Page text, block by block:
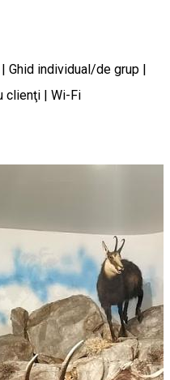
Ghid individual/de grup |
clienţi | Wi-Fi